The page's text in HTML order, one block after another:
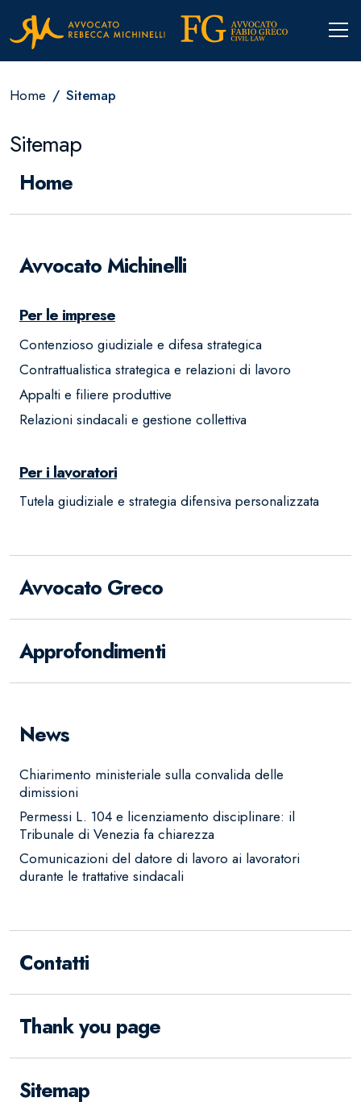
Home Sitemap
Sitemap
Home
Avvocato Michinelli
Per le imprese
Contenzioso giudiziale e difesa strategica
Contrattualistica strategica e relazioni di lavoro
Appalti e filiere produttive
Relazioni sindacali e gestione collettiva
Per i lavoratori
Tutela giudiziale e strategia difensiva personalizzata
Avvocato Greco
Approfondimenti
News
Chiarimento ministeriale sulla convalida delle
dimissioni
Permessi L. 104 e licenziamento disciplinare: il
Tribunale di Venezia fa chiarezza
Comunicazioni del datore di lavoro ai lavoratori
durante le trattative sindacali
Contatti
Thank you page
Sitemap